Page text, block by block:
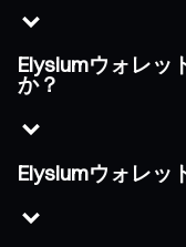
Elysiumウォレッ
か？
Elysiumウォレッ